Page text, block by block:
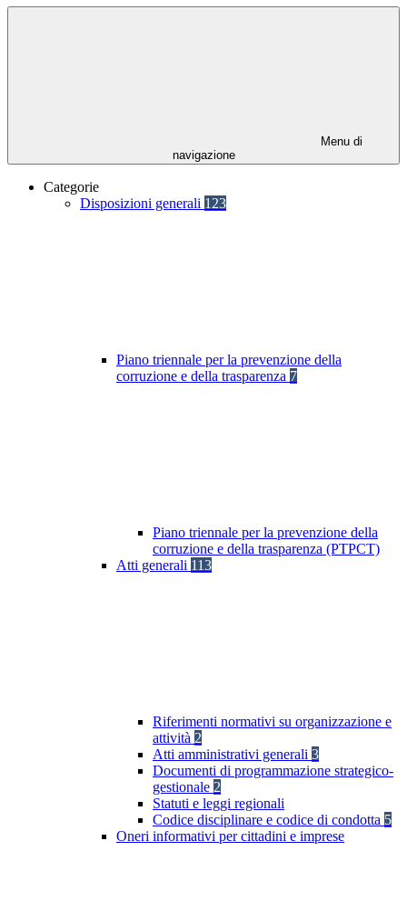
Menu di
navigazione
Categorie
Disposizioni generali 123
Piano triennale per la prevenzione della
corruzione e della trasparenza 7
Piano triennale per la prevenzione della
corruzione e della trasparenza (PTPCT)
Atti generali 113
Riferimenti normativi su organizzazione e
attività 2
Atti amministrativi generali 3
Documenti di programmazione strategico-
gestionale 2
Statuti e leggi regionali
Codice disciplinare e codice di condotta 5
Oneri informativi per cittadini e imprese